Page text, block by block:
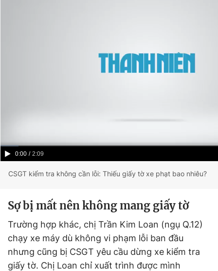
Current
0:00 / Duration
2:09
CSGT kiểm tra không cần lỗi: Thiếu giấy tờ xe phạt bao nhiêu?
Sợ bị mất nên không mang giấy tờ
Trường hợp khác, chị Trần Kim Loan (ngụ Q.12)
chạy xe máy dù không vi phạm lỗi ban đầu
nhưng cũng bị CSGT yêu cầu dừng xe kiểm tra
giấy tờ. Chị Loan chỉ xuất trình được mình